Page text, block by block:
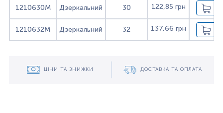
1210630M Дзеркальний 30 122,85 грн
1210632M Дзеркальний 32 137,66 грн
ЦІНИ ТА ЗНИЖКИ ДОСТАВКА ТА ОПЛАТА